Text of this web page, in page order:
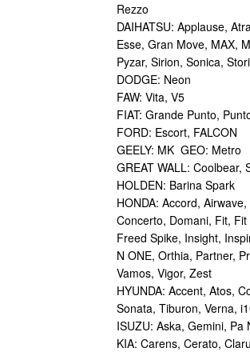
Rezzo
DAIHATSU: Applause,
Esse, Gran Move, MAX,
Pyzar, Sirion, Sonica,
DODGE: Neon
FAW: Vita, V5
FIAT: Grande Punto,
FORD: Escort, FALCON
GEELY: MK GEO: Metro
GREAT WALL: Coolbear,
HOLDEN: Barina Spark
HONDA: Accord,
Concerto, Domani, Fit,
Freed Spike, Insight,
N ONE, Orthia, Partner,
Vamos, Vigor, Zest
HYUNDA: Accent, Atos,
Sonata, Tiburon, Verna,
ISUZU: Aska, Gemini, Pa
KIA: Carens, Cerato,